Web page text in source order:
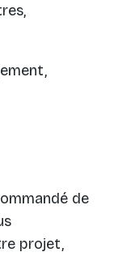
de
projet,